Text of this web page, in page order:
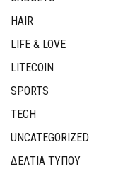
HAIR
LIFE & LOVE
LITECOIN
SPORTS
TECH
UNCATEGORIZED
ΔΕΛΤΙΑ ΤΥΠΟΥ